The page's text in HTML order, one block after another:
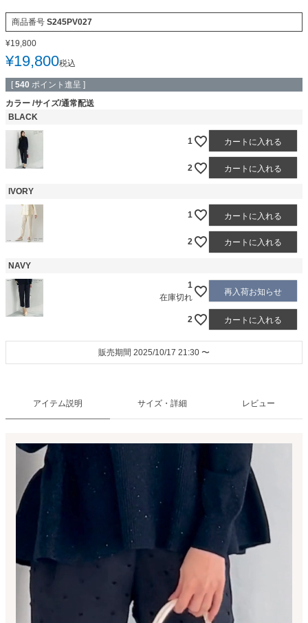
商品番号 S245PV027
¥19,800
¥19,800税込
[ 540 ポイント進呈 ]
カラー サイズ/通常配送
BLACK
1 カートに入れる
2 カートに入れる
IVORY
1 カートに入れる
2 カートに入れる
NAVY
1
在庫切れ
再入荷お知らせ
2 カートに入れる
販売期間 2025/10/17 21:30 〜
アイテム説明 サイズ・詳細 レビュー